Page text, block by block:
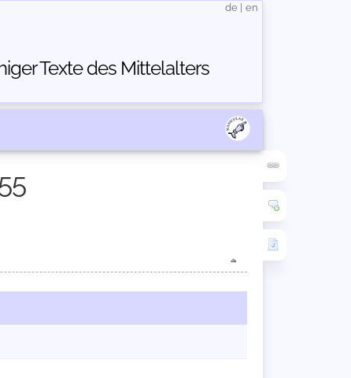
Texte des Mittelalters
de en